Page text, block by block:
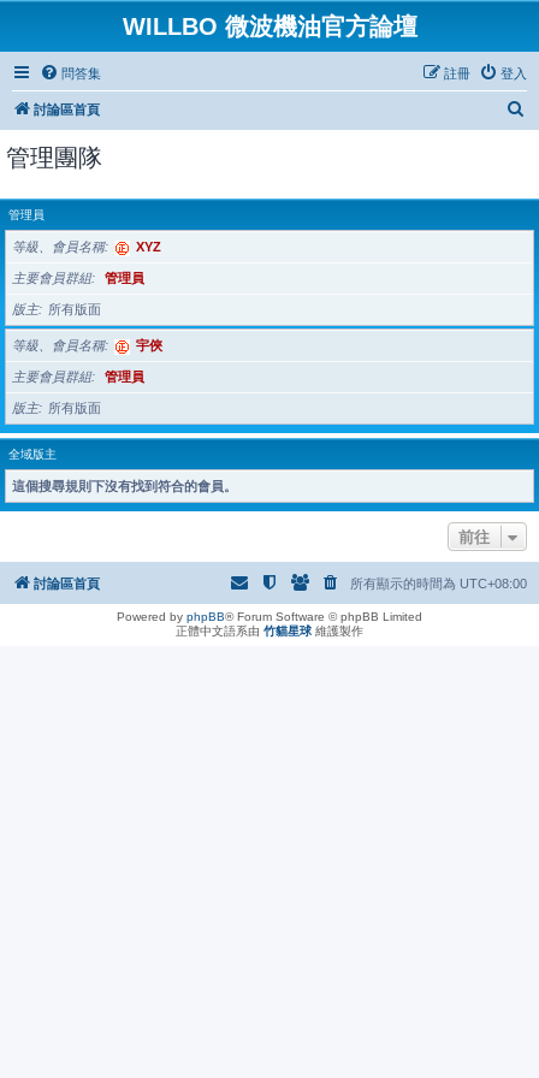
WILLBO 微波機油官方論壇
問答集 登入
註冊
討論區首頁
管理團隊
管理員
等級、會員名稱 XYZ
主要會員群組 管理員
版主 所有版面
等級、會員名稱 宇俠
主要會員群組 管理員
版主 所有版面
全域版主
這個搜尋規則下沒有找到符合的會員。
前往
討論區首頁 所有顯示的時間為 UTC+08:00
Powered by phpBB® Forum Software © phpBB Limited
正體中文語系由 竹貓星球 維護製作